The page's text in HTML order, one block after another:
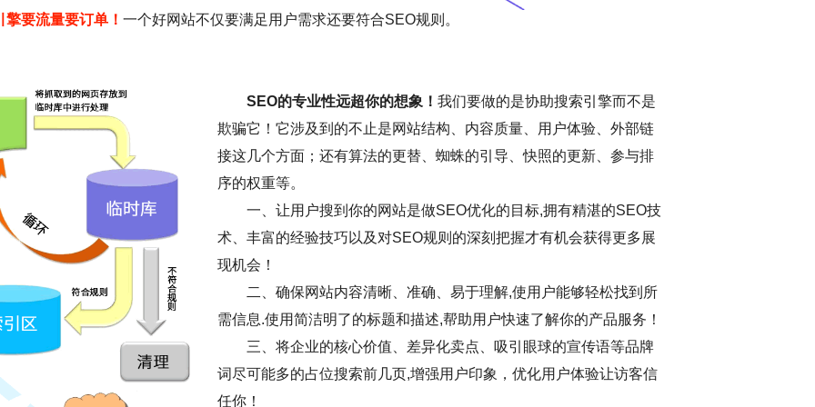
擎要流量要订单！ 一个好网站不仅要满足用户需求还要符合SEO规则。
SEO的专业性远超你的想象！ 我们要做的是协助搜索引擎而不是
欺骗它！它涉及到的不止是网站结构、内容质量、用户体验、外部链
接这几个方面；还有算法的更替、蜘蛛的引导、快照的更新、参与排
序的权重等。
一、让用户搜到你的网站是做SEO优化的目标,拥有精湛的SEO技
术、丰富的经验技巧以及对SEO规则的深刻把握才有机会获得更多展
现机会！
二、确保网站内容清晰、准确、易于理解,使用户能够轻松找到所
需信息.使用简洁明了的标题和描述,帮助用户快速了解你的产品服务！
三、将企业的核心价值、差异化卖点、吸引眼球的宣传语等品牌
词尽可能多的占位搜索前几页,增强用户印象，优化用户体验让访客信
任你！